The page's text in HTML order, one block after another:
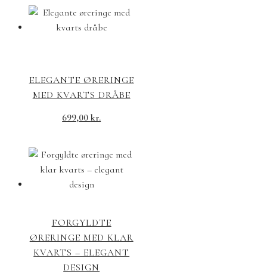
ELEGANTE ØRERINGE
MED KVARTS DRÅBE
699,00kr.
FORGYLDTE
ØRERINGE MED KLAR
KVARTS – ELEGANT
DESIGN